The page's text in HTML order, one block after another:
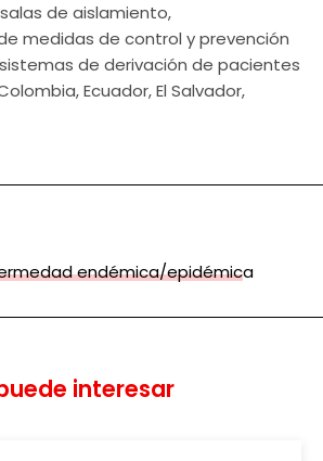
de aislamiento,
medidas de control y prevención
de derivación de pacientes
Ecuador, El Salvador,
endémica/epidémica
interesar